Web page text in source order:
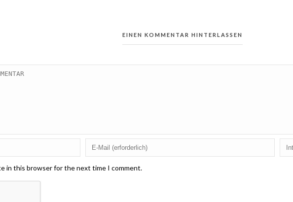
EINEN KOMMENTAR HINTERLASSEN
in this browser for the next time I comment.